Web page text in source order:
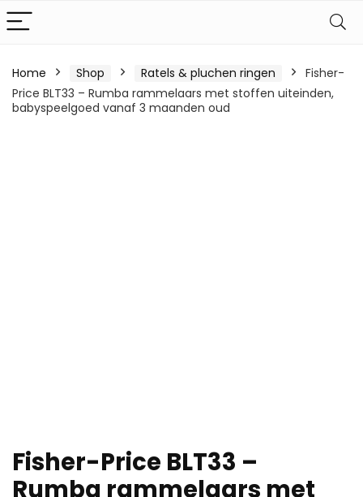
Home Shop Ratels & pluchen ringen
Fisher-
Price BLT33 – Rumba rammelaars met stoffen uiteinden,
babyspeelgoed vanaf 3 maanden oud
Fisher-Price BLT33 –
Rumba rammelaars met